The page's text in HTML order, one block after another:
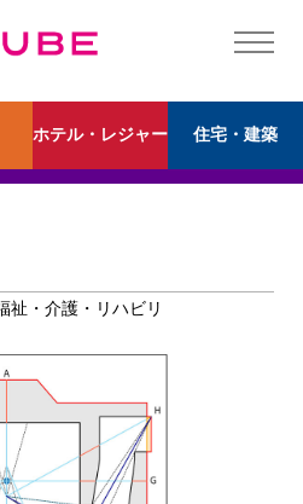
ホテル・レジャー 住宅・建築
祉・介護・リハビリ